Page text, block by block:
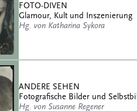
FOTO-DIVEN
Glamour, Kult und Inszenierung
Hg. von Katharina Sykora
ANDERE SEHEN
Fotografische Bilder und
Hg. von Susanne Regener